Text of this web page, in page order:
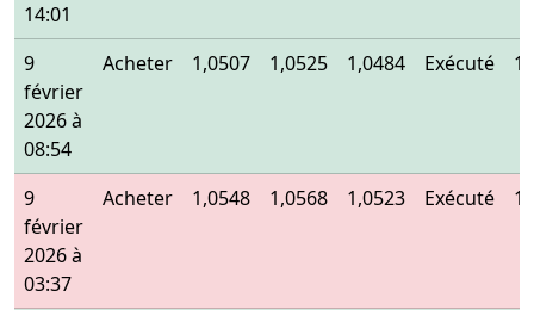
14:01
9
février
2026 à
08:54
Acheter 1,0507 1,0525 1,0484 Exécuté
9
février
2026 à
03:37
Acheter 1,0548 1,0568 1,0523 Exécuté